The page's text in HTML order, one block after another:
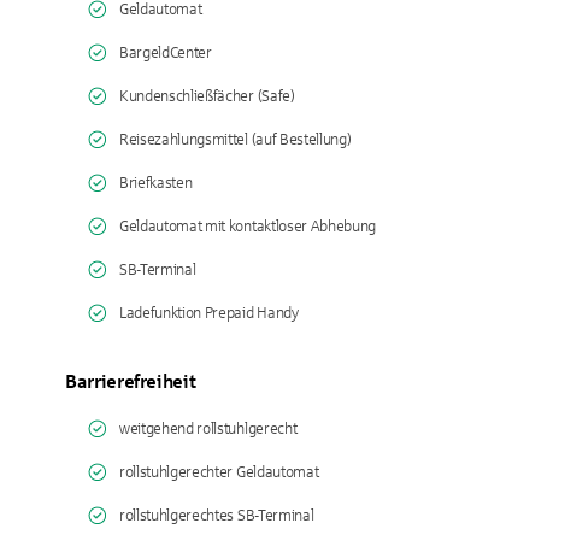
Geldautomat
BargeldCenter
Kundenschließfächer (Safe)
Reisezahlungsmittel (auf Bestellung)
Briefkasten
Geldautomat mit kontaktloser Abhebung
SB-Terminal
Ladefunktion Prepaid Handy
Barrierefreiheit
weitgehend rollstuhlgerecht
rollstuhlgerechter Geldautomat
rollstuhlgerechtes SB-Terminal